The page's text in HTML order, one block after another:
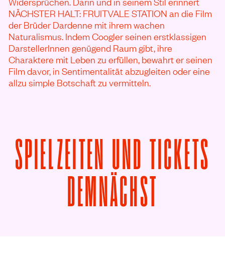
NÄCHSTER HALT: FRUITVALE STATION an die Film
der Brüder Dardenne mit ihrem wachen
Naturalismus. Indem Coogler seinen erstklassigen
DarstellerInnen genügend Raum gibt, ihre
Charaktere mit Leben zu erfüllen, bewahrt er seinen
Film davor, in Sentimentalität abzugleiten oder eine
allzu simple Botschaft zu vermitteln.
SPIELZEITEN UND TICKETS
DEMNÄCHST